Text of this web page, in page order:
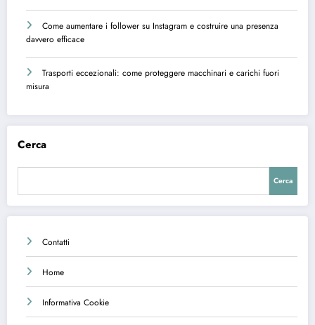
Come aumentare i follower su Instagram e costruire una presenza
davvero efficace
Trasporti eccezionali: come proteggere macchinari e carichi fuori
misura
Cerca
Cerca
Contatti
Home
Informativa Cookie